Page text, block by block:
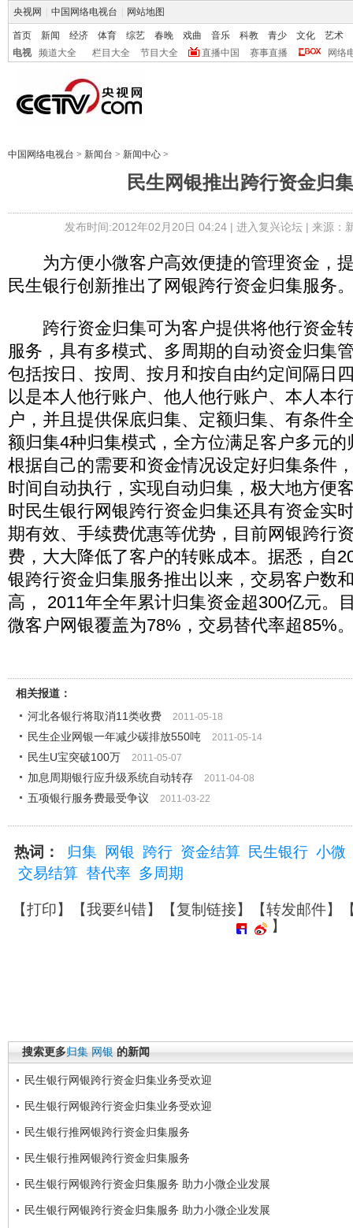
央视网 中国网络电视台 网站地图
首页 新闻 经济 体育 综艺 春晚 戏曲 音乐 科教 青少 文化
艺术
电视
频道大全 栏目大全 节目大全 直播中国 赛事直播 网络
中国网络电视台 > 新闻台 > 新闻中心 >
民生网银推出跨行资金归
发布时间:2012年02月20日 04:24 | 进入复兴论坛| 来源：
为方便小微客户高效便捷的管理资金，
民生银行创新推出了网银跨行资金归集服务
跨行资金归集可为客户提供将他行资金
服务，具有多模式、多周期的自动资金归集
包括按日、按周、按月和按自由约定间隔日
以是本人他行账户、他人他行账户、本人本
户，并且提供保底归集、定额归集、有条件
额归集4种归集模式，全方位满足客户多元
根据自己的需要和资金情况设定好归集条件
时间自动执行，实现自动归集，极大地方便
时民生银行网银跨行资金归集还具有资金实
期有效、手续费优惠等优势，目前网银跨行
费，大大降低了客户的转账成本。据悉，自
银跨行资金归集服务推出以来，交易客户数
高， 2011年全年累计归集资金超300亿元。
微客户网银覆盖为78%，交易替代率超85%
相关报道：
河北各银行将取消11类收费
2011-05-18
民生企业网银一年减少碳排放550吨 2011-05-14
民生U宝突破100万 2011-05-07
加息周期银行应升级系统自动转存 2011-04-08
五项银行服务费最受争议 2011-03-22
热词： 归集 网银 跨行 资金结算 民生银行 小微
交易结算 替代率 多周期
【打印】【我要纠错】【复制链接】【转发邮件】
】
搜索更多归集 网银 的新闻
民生银行网银跨行资金归集业务受欢迎
民生银行网银跨行资金归集业务受欢迎
民生银行推网银跨行资金归集服务
民生银行推网银跨行资金归集服务
民生银行网银跨行资金归集服务 助力小微企业发展
民生银行网银跨行资金归集服务 助力小微企业发展